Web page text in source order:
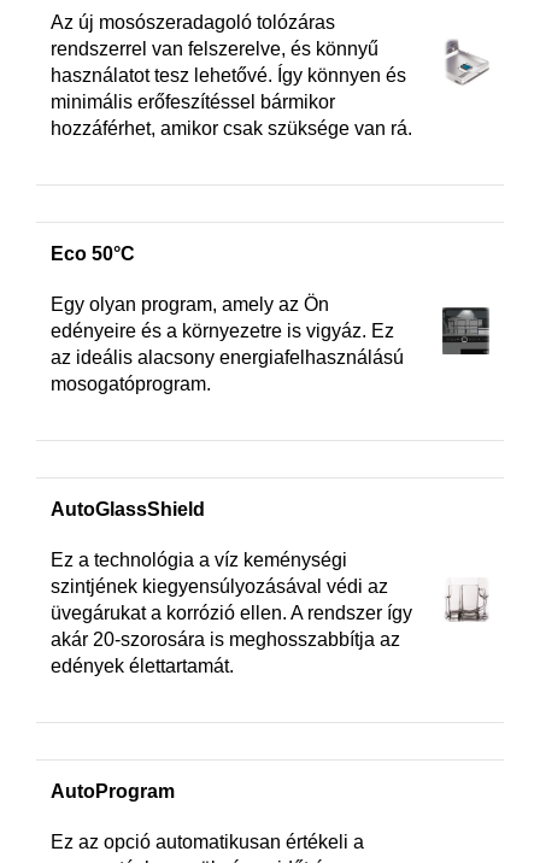
Az új mosószeradagoló tolózáras
rendszerrel van felszerelve, és könnyű
használatot tesz lehetővé. Így könnyen és
minimális erőfeszítéssel bármikor
hozzáférhet, amikor csak szüksége van rá.
Eco 50°C
Egy olyan program, amely az Ön
edényeire és a környezetre is vigyáz. Ez
az ideális alacsony energiafelhasználású
mosogatóprogram.
AutoGlassShield
Ez a technológia a víz keménységi
szintjének kiegyensúlyozásával védi az
üvegárukat a korrózió ellen. A rendszer így
akár 20-szorosára is meghosszabbítja az
edények élettartamát.
AutoProgram
Ez az opció automatikusan értékeli a